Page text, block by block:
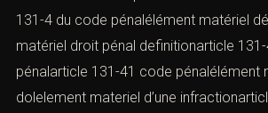
131-4 du code pénalélément matériel
matériel droit pénal definitionarticle
pénalarticle 131-41 code pénalélément
dolelement materiel d’une